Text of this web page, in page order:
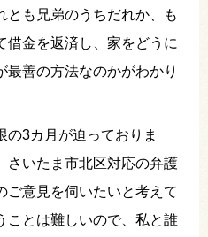
とも兄弟のうちだれか、も
借金を返済し、家をどうに
善の方法なのかがわかり
の3カ月が迫っておりま
さいたま市北区対応の弁護
ご意見を伺いたいと考えて
ことは難しいので、私と誰